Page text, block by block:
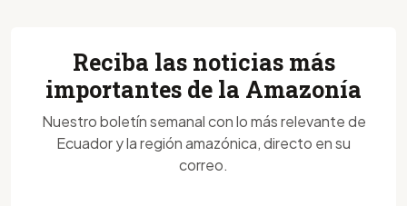
Reciba las noticias más
importantes de la Amazonía
Nuestro boletín semanal con lo más relevante de
Ecuador y la región amazónica, directo en su
correo.